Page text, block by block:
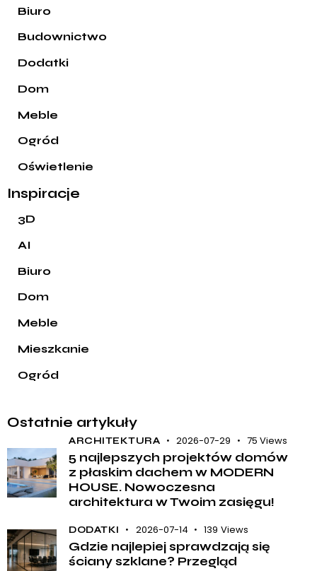
Biuro
Budownictwo
Dodatki
Dom
Meble
Ogród
Oświetlenie
Inspiracje
3D
AI
Biuro
Dom
Meble
Mieszkanie
Ogród
Ostatnie artykuły
ARCHITEKTURA 2026-07-29 75 Views
5 najlepszych projektów domów
z płaskim dachem w MODERN
HOUSE. Nowoczesna
architektura w Twoim zasięgu!
DODATKI 2026-07-14 139 Views
Gdzie najlepiej sprawdzają się
ściany szklane? Przegląd